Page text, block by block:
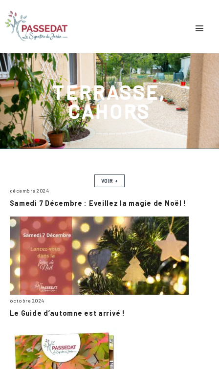
TERRASSE,
CAHORS
décembre 2024
Samedi 7 Décembre : Eveillez la magie de Noël !
octobre 2024
Le Guide d’automne est arrivé !
VOIR +